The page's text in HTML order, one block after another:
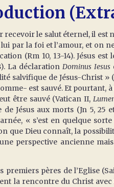
le salut éternel, il est
par la foi et l’amour, et on
(Rm 10, 13-14). Jésus
La déclaration Dominus Iesus
salvifique de Jésus-Christ »
est sauvé. Et pourtant,
être sauvé (Vatican II,
de Jésus aux morts (Jn 5, 25
« s’est en quelque
que Dieu connaît, la
une perspective ancienne
pères de l’Eglise
la rencontre du Christ